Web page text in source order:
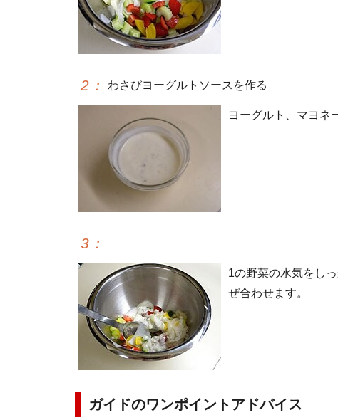
2 ： わさびヨーグルトソースを作る
ヨーグルト、マヨネ
3 ：
1の野菜の水気をし
ぜ合わせます。
ガイドのワンポイントアドバイス